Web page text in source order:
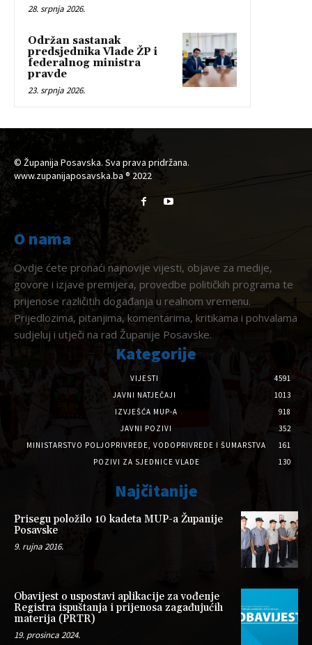
28. srpnja 2026.
Održan sastanak
predsjednika Vlade ŽP i
federalnog ministra
pravde
23. srpnja 2026.
© Županija Posavska. Sva prava pridržana.
www.zupanijaposavska.ba ® 2022
O nama
Ovdje ćete pronaći najnovije vijesti, objave za medije,
govore i izjave premijera, provedbe političkih programa te
prijenose različitih događanja u realnom vremenu.
Prijedlozima, pitanjima, komentarima, kritikama i pohvalama
sudjeluj i utječi na rad Županije Posavske.
Kategorije
VIJESTI
4591
JAVNI NATJEČAJI
1013
IZVJEŠĆA MUP-A
918
JAVNI POZIVI
352
MINISTARSTVO POLJOPRIVREDE, VODOPRIVREDE I ŠUMARSTVA
161
POZIVI ZA SJEDNICE VLADE
130
Najčitanije
Prisegu položilo 10 kadeta MUP-a Županije
Posavske
9. rujna 2016.
Obavijest o uspostavi aplikacije za vođenje
Registra ispuštanja i prijenosa zagađujućih
materija (PRTR)
19. prosinca 2024.